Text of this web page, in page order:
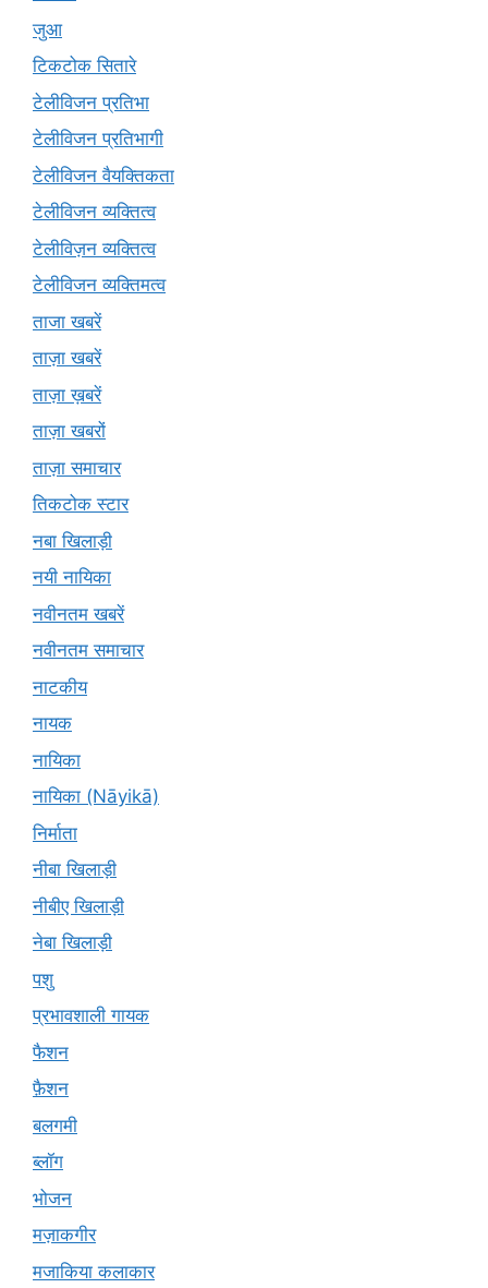
जुआ
टिकटोक सितारे
टेलीविजन प्रतिभा
टेलीविजन प्रतिभागी
टेलीविजन वैयक्तिकता
टेलीविजन व्यक्तित्व
टेलीविज़न व्यक्तित्व
टेलीविजन व्यक्तिमत्व
ताजा खबरें
ताज़ा खबरें
ताज़ा ख़बरें
ताज़ा खबरों
ताज़ा समाचार
तिकटोक स्टार
नबा खिलाड़ी
नयी नायिका
नवीनतम खबरें
नवीनतम समाचार
नाटकीय
नायक
नायिका
नायिका (Nāyikā)
निर्माता
नीबा खिलाड़ी
नीबीए खिलाड़ी
नेबा खिलाड़ी
पशु
प्रभावशाली गायक
फैशन
फ़ैशन
बलगमी
ब्लॉग
भोजन
मज़ाकगीर
मजाकिया कलाकार